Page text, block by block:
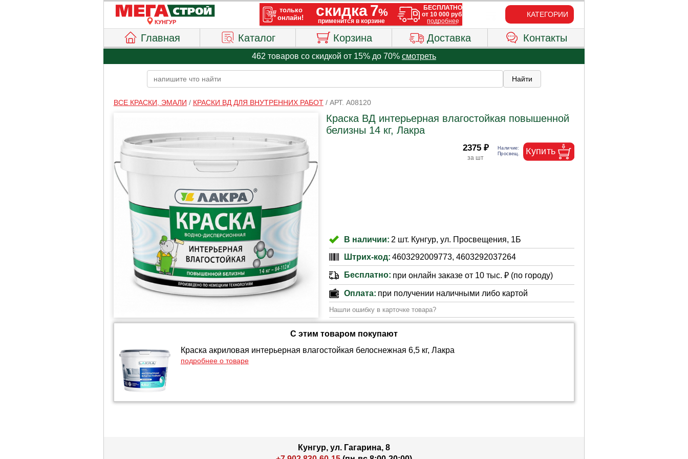
КУНГУР
КАТЕГОРИИ
Главная Каталог Корзина Доставка Контакты
462 товаров со скидкой от 15% до 70% смотреть
ВСЕ КРАСКИ, ЭМАЛИ / КРАСКИ ВД ДЛЯ ВНУТРЕННИХ РАБОТ/ АРТ. A08120
Краска ВД интерьерная влагостойкая повышенной
белизны 14 кг, Лакра
2375 ₽
В наличии: 2 шт. Кунгур, ул. Просвещения, 1Б
Штрих-код: 4603292009773, 4603292037264
Бесплатно: при онлайн заказе от 10 тыс. ₽ (по городу)
Оплата: при получении наличными либо картой
Нашли ошибку в карточке товара?
С этим товаром покупают
Краска акриловая интерьерная влагостойкая белоснежная 6,5 кг, Лакра
подробнее о товаре
Кунгур, ул. Гагарина, 8